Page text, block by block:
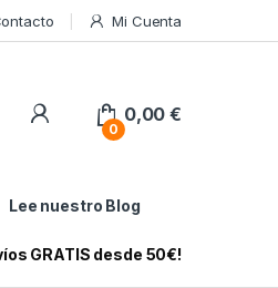
Mi Cuenta
My Account
0
0,00€
Lee nuestro Blog
GRATIS desde 50€!